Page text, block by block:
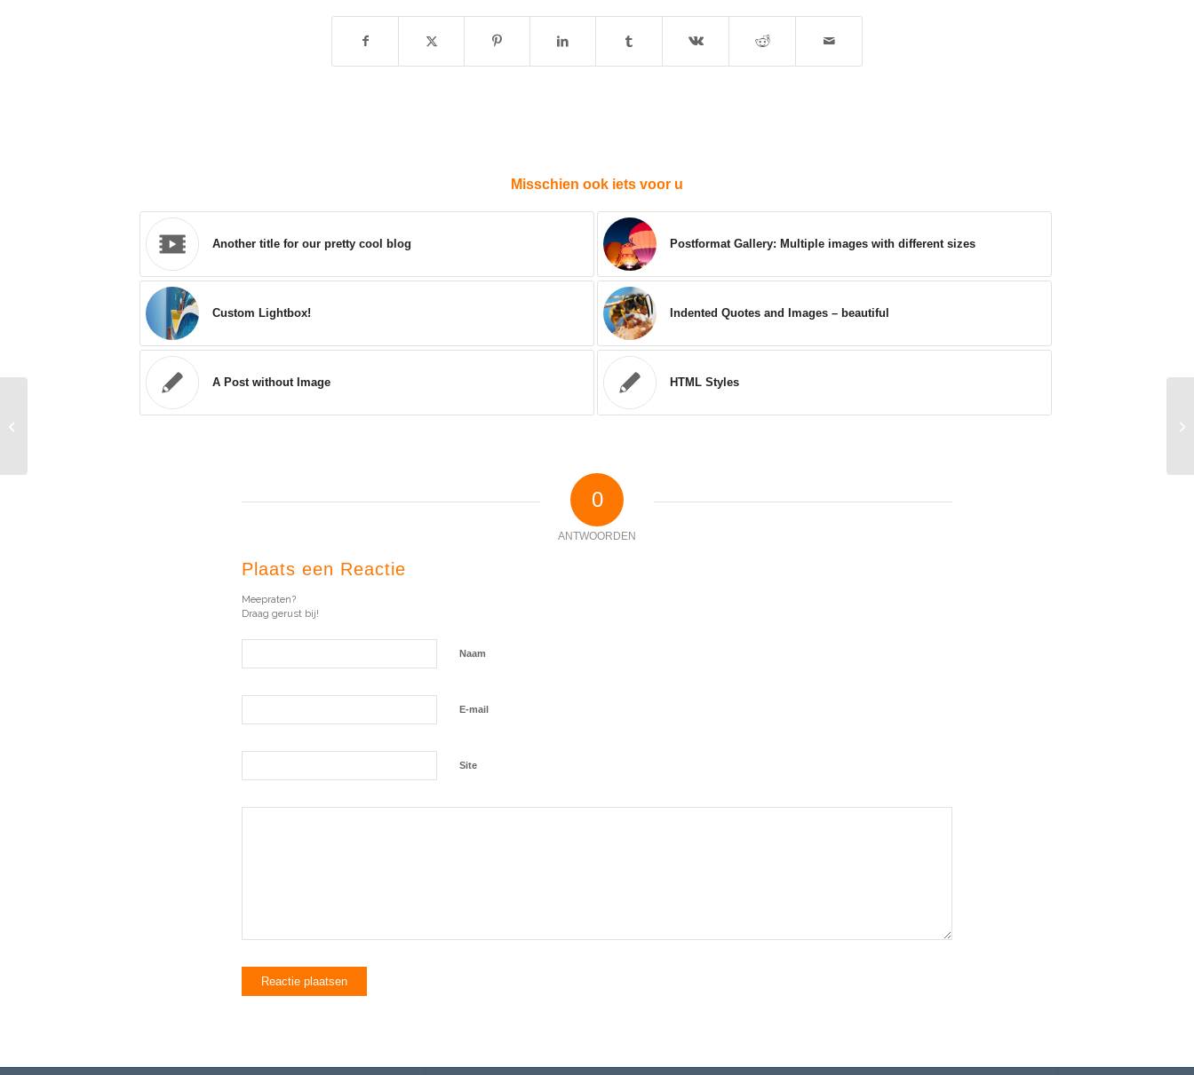
Misschien ook iets voor u
Another title for our pretty cool blog Postformat Gallery: Multiple images with different sizes
Custom Lightbox! Indented Quotes and Images – beautiful
A Post without Image HTML Styles
0
ANTWOORDEN
Plaats een Reactie
Meepraten?
Draag gerust bij!
Naam
E-mail
Site